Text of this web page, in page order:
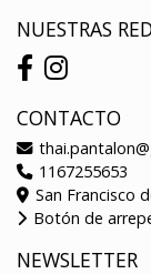
NUESTRAS
CONTACTO
1167255653
San Francisco
Botón de
NEWSLETTER